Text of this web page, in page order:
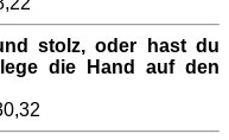
stolz, oder hast du
die Hand auf den